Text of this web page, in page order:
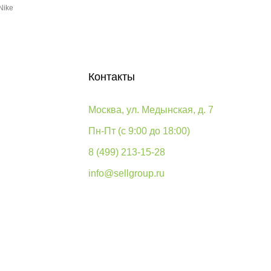
Контакты
Москва, ул. Медынская, д. 7
Пн-Пт (с 9:00 до 18:00)
8 (499) 213-15-28
info@sellgroup.ru